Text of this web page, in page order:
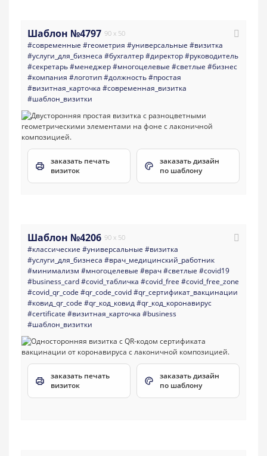
Шаблон №4797 90 x 50
#современные #геометрия #универсальные #визитка
#услуги_для_бизнеса #бухгалтер#директор#руководитель
#секретарь#менеджер#многоцелевые #светлые #бизнес
#компания #логотип#должность#простая
#визитная_карточка #современная_визитка
#шаблон_визитки
заказать печать
визиток
заказать дизайн
по шаблону
Шаблон №4206 90 x 50
#классические #универсальные #визитка
#услуги_для_бизнеса #врач_медицинский_работник
#минимализм #многоцелевые #врач#светлые #covid19
#business_card#covid_табличка #covid_free #covid_free_zone
#covid_qr_code #qr_code_covid#qr_сертификат_вакцинации
#ковид_qr_code #qr_код_ковид#qr_код_коронавирус
#certificate #визитная_карточка #business
#шаблон_визитки
заказать печать
визиток
заказать дизайн
по шаблону